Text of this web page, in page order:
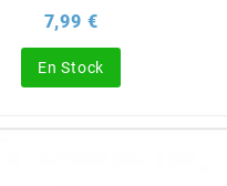
7,99 €Prix
En Stock